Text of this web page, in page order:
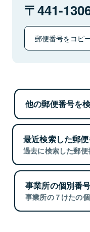
441-
郵便番号をコピ
他の郵便番号を
最近検索した郵
過去に検索した郵便
事業所の個別番
事業所の７けたの